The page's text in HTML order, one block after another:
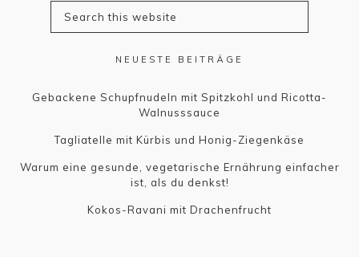
NEUESTE BEITRÄGE
Gebackene Schupfnudeln mit Spitzkohl und Ricotta-
Walnusssauce
Tagliatelle mit Kürbis und Honig-Ziegenkäse
Warum eine gesunde, vegetarische Ernährung einfacher
ist, als du denkst!
Kokos-Ravani mit Drachenfrucht